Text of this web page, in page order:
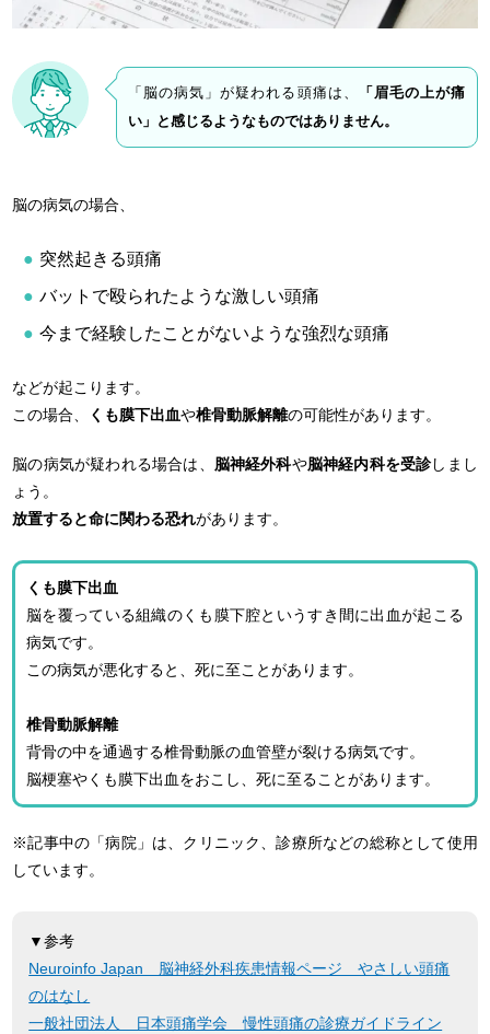
「脳の病気」が疑われる頭痛は、
「眉毛の上が痛
い」と感じるようなものではありません。
脳の病気の場合、
突然起きる頭痛
バットで殴られたような激しい頭痛
今まで経験したことがないような強烈な頭痛
などが起こります。
この場合、
くも膜下出血や椎骨動脈解離の可能性があります。
脳の病気が疑われる場合は、 脳神経外科や脳神経内科を受診しまし
ょう。
放置すると命に関わる恐れがあります。
くも膜下出血
脳を覆っている組織のくも膜下腔というすき間に出血が起こる
病気です。
この病気が悪化すると、死に至ことがあります。
椎骨動脈解離
背骨の中を通過する椎骨動脈の血管壁が裂ける病気です。
脳梗塞やくも膜下出血をおこし、死に至ることがあります。
※記事中の「病院」は、クリニック、診療所などの総称として使用
しています。
▼参考
Neuroinfo Japan 脳神経外科疾患情報ページ やさしい頭痛
のはなし
一般社団法人 日本頭痛学会 慢性頭痛の診療ガイドライン